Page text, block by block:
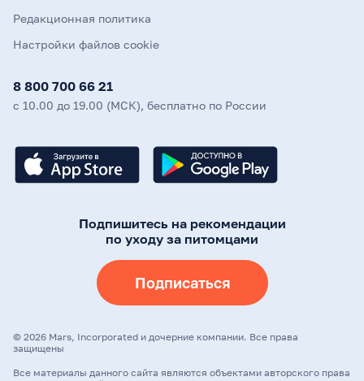
Редакционная политика
Настройки файлов cookie
8 800 700 66 21
с 10.00 до 19.00 (МСК), бесплатно по России
Подпишитесь на рекомендации
по уходу за питомцами
Подписаться
© 2026 Mars, Incorporated и дочерние компании. Все права
защищены
Все материалы данного сайта являются объектами авторского права